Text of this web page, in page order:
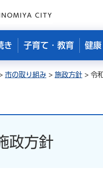
き 子育て・教育 健
市の取り組み > 施政方針 > 令
政方針